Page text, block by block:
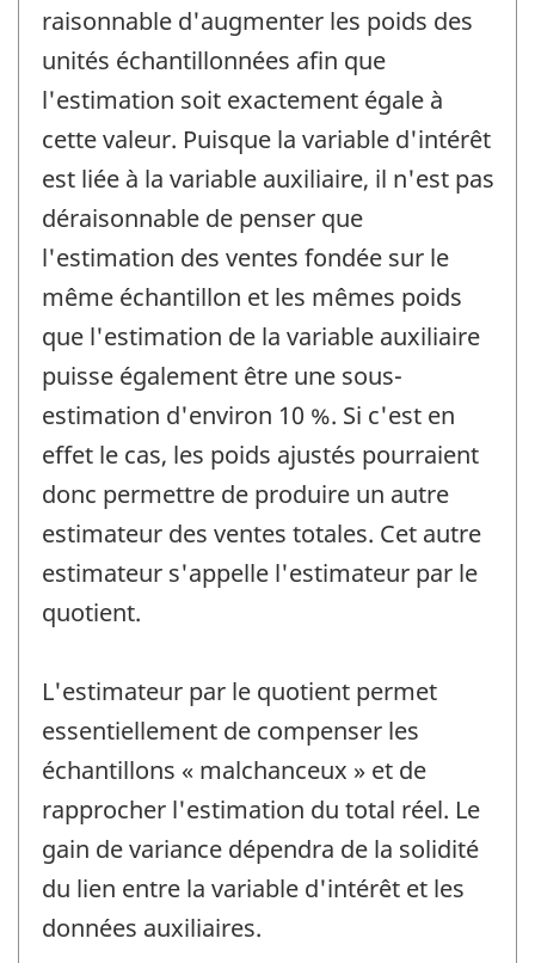
raisonnable d'augmenter les poids des
unités échantillonnées afin que
l'estimation soit exactement égale à
cette valeur. Puisque la variable d'intérêt
est liée à la variable auxiliaire, il n'est pas
déraisonnable de penser que
l'estimation des ventes fondée sur le
même échantillon et les mêmes poids
que l'estimation de la variable auxiliaire
puisse également être une sous-
estimation d'environ 10 %. Si c'est en
effet le cas, les poids ajustés pourraient
donc permettre de produire un autre
estimateur des ventes totales. Cet autre
estimateur s'appelle l'estimateur par le
quotient.
L'estimateur par le quotient permet
essentiellement de compenser les
échantillons « malchanceux » et de
rapprocher l'estimation du total réel. Le
gain de variance dépendra de la solidité
du lien entre la variable d'intérêt et les
données auxiliaires.